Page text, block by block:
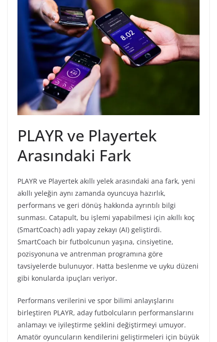
PLAYR ve Playertek
Arasındaki Fark
PLAYR ve Playertek akıllı yelek arasındaki ana fark, yeni
akıllı yeleğin aynı zamanda oyuncuya hazırlık,
performans ve geri dönüş hakkında ayrıntılı bilgi
sunması. Catapult, bu işlemi yapabilmesi için akıllı koç
(SmartCoach) adlı yapay zekayı (AI) geliştirdi.
SmartCoach bir futbolcunun yaşına, cinsiyetine,
pozisyonuna ve antrenman programına göre
tavsiyelerde bulunuyor. Hatta beslenme ve uyku düzeni
gibi konularda ipuçları veriyor.
Performans verilerini ve spor bilimi anlayışlarını
birleştiren PLAYR, aday futbolcuların performanslarını
anlamayı ve iyileştirme şeklini değiştirmeyi umuyor.
Amatör oyuncuların kendilerini geliştirmeleri için büyük